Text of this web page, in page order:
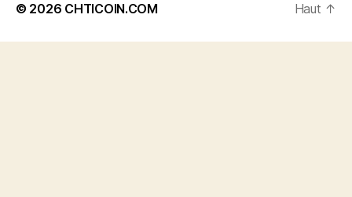
© 2026 CHTICOIN.COM Haut ↑